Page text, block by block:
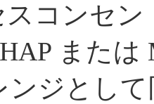
スコンセン
または
ンジとし